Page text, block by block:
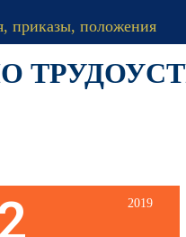
приказы, положения
2019